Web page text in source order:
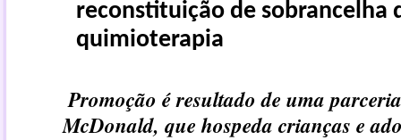
reconstituição de sobrancelha
quimioterapia
Promoção é resultado de uma
McDonald, que hospeda crianças e